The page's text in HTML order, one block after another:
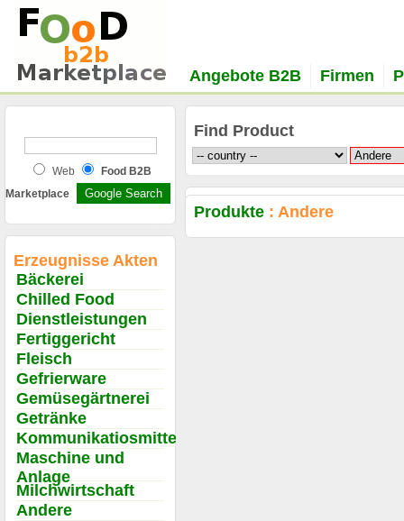
Angebote B2B Firmen
Web
Food B2B
Marketplace
Erzeugnisse Akten
Bäckerei
Chilled Food
Dienstleistungen
Fertiggericht
Fleisch
Gefrierware
Gemüsegärtnerei
Getränke
Kommunikatiosmittel
Maschine und
Anlage
Milchwirtschaft
Andere
Find Product
Produkte : Andere